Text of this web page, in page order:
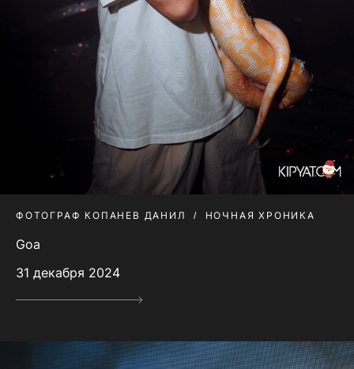
ФОТОГРАФ КОПАНЕВ ДАНИЛ НОЧНАЯ ХРОНИКА
Goa
31 декабря 2024